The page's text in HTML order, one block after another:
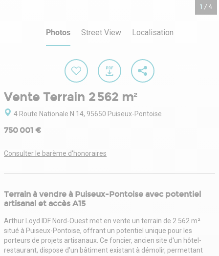
1 / 4
Photos Street View Localisation
Vente Terrain 2 562 m²
4 Route Nationale N 14, 95650 Puiseux-Pontoise
750 001 €
Consulter le barème d'honoraires
Terrain à vendre à Puiseux-Pontoise avec potentiel
artisanal et accès A15
Arthur Loyd IDF Nord-Ouest met en vente un terrain de 2 562 m²
situé à Puiseux-Pontoise, offrant un potentiel unique pour les
porteurs de projets artisanaux. Ce foncier, ancien site d'un hôtel-
restaurant, dispose d'un bâtiment existant à démolir, permettant